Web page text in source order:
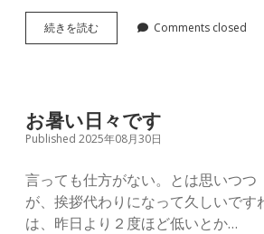
続きを読む陶
器
ご
存
で
す
か
Comments closed
お暑い日々です
Published 2025年08月30日
言っても仕方がない。とは思いつつ
が、挨拶代わりになって久しいです
は、昨日より２度ほど低いとか…